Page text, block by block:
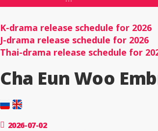
K-drama release schedule for 2026
J-drama release schedule for 2026
Thai-drama release schedule for
Cha Eun Woo
2026-07-02